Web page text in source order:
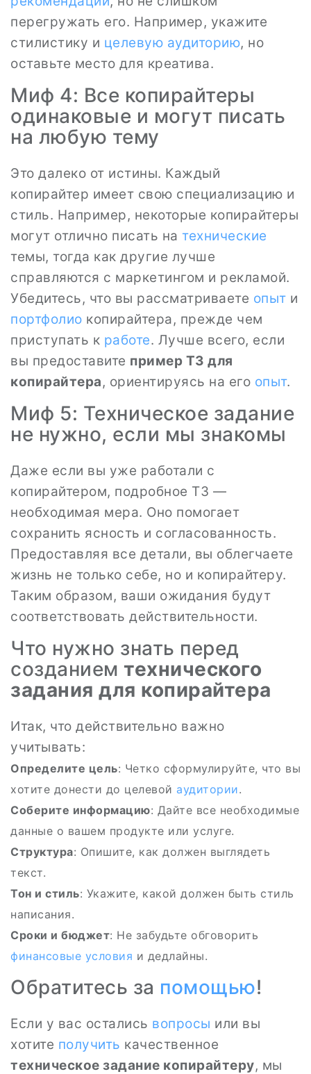
перегружать его. Например, укажите
стилистику и целевую аудиторию, но
оставьте место для креатива.
Миф 4: Все копирайтеры
одинаковые и могут писать
на любую тему
Это далеко от истины. Каждый
копирайтер имеет свою специализацию и
стиль. Например, некоторые копирайтеры
могут отлично писать на технические
темы, тогда как другие лучше
справляются с маркетингом и рекламой.
Убедитесь, что вы рассматриваете опыт и
портфолио копирайтера, прежде чем
приступать к работе. Лучше всего, если
вы предоставите пример ТЗ для
копирайтера, ориентируясь на его опыт.
Миф 5: Техническое задание
не нужно, если мы знакомы
Даже если вы уже работали с
копирайтером, подробное ТЗ —
необходимая мера. Оно помогает
сохранить ясность и согласованность.
Предоставляя все детали, вы облегчаете
жизнь не только себе, но и копирайтеру.
Таким образом, ваши ожидания будут
соответствовать действительности.
Что нужно знать перед
созданием технического
задания для копирайтера
Итак, что действительно важно
учитывать:
Определите цель: Четко сформулируйте, что вы
хотите донести до целевой аудитории.
Соберите информацию: Дайте все необходимые
данные о вашем продукте или услуге.
Структура: Опишите, как должен выглядеть
текст.
Тон и стиль: Укажите, какой должен быть стиль
написания.
Сроки и бюджет: Не забудьте обговорить
финансовые условия и дедлайны.
Обратитесь за помощью!
Если у вас остались вопросы или вы
хотите получить качественное
техническое задание копирайтеру, мы